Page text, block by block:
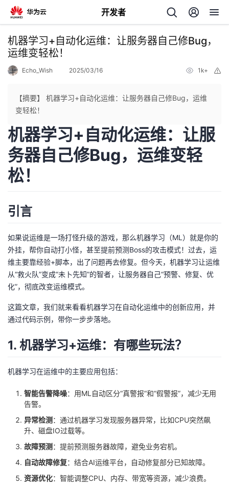
开发者
返
回
人
主
我
的
者
我
博
客
的
论
坛
我
的
圈
子
我
的
直
播
我
的
活
动
我
的
关
注
我
的
我
机器学习+自动化运维：让服务器自己修Bug，
运维变轻松！
Echo_Wish 2025/03/16 1k+
【摘要】 机器学习+自动化运维：让服务器自己修Bug，运维
变轻松！
机器学习+自动化运维：让服
务器自己修Bug，运维变轻
松！
引言
如果说运维是一场打怪升级的游戏，那么机器学习（ML）就是你的
外挂，帮你自动打小怪，甚至提前预测Boss的攻击模式！过去，运
维主要靠经验+脚本，出了问题再去修复。但今天，机器学习让运维
从“救火队”变成“未卜先知”的智者，让服务器自己“预警、修复、优
化”，彻底改变运维模式。
这篇文章，我们就来看看机器学习在自动化运维中的创新应用，并
通过代码示例，带你一步步落地。
1. 机器学习+运维：有哪些玩法？
机器学习在运维中的主要应用包括：
智能告警降噪：用ML自动区分“真警报”和“假警报”，减少无用
告警。
异常检测 ：通过机器学习发现服务器异常，比如CPU突然飙
升、磁盘IO过载等。
故障预测 ：提前预测服务器故障，避免业务宕机。
自动故障修复：结合AI运维平台，自动修复部分已知故障。
资源优化：智能调整CPU、内存、带宽等资源，减少浪费。